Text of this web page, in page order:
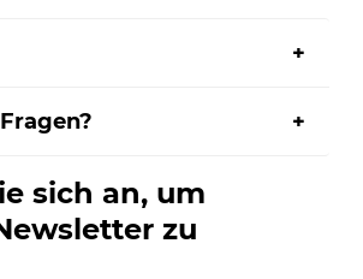
sich an, um
zu